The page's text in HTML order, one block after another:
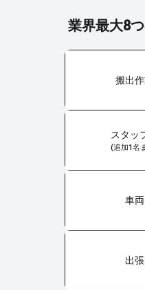
業界最大8
搬出
スタッ
(追加1名
車
出